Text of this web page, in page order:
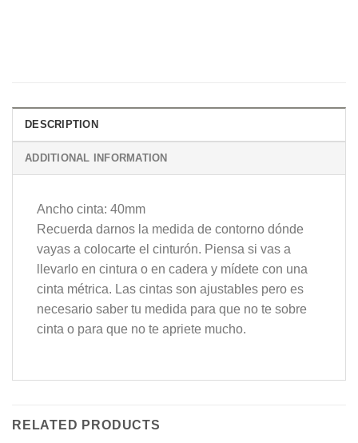
DESCRIPTION
ADDITIONAL INFORMATION
Ancho cinta: 40mm
Recuerda darnos la medida de contorno dónde
vayas a colocarte el cinturón. Piensa si vas a
llevarlo en cintura o en cadera y mídete con una
cinta métrica. Las cintas son ajustables pero es
necesario saber tu medida para que no te sobre
cinta o para que no te apriete mucho.
RELATED PRODUCTS